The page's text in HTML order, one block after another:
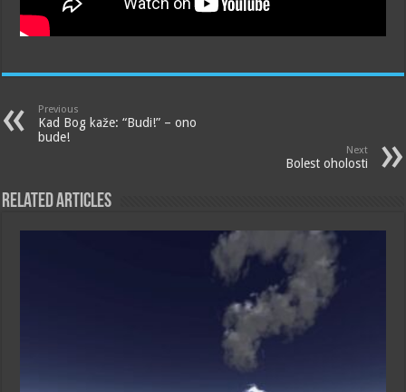
Previous
Kad Bog kaže: “Budi!” – ono
bude!
Next
Bolest oholosti
Related Articles